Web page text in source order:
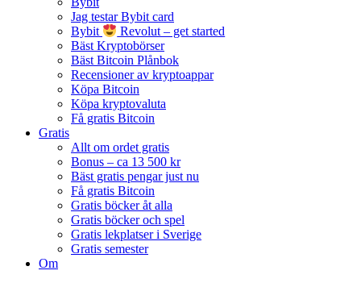
Jag testar Bybit card
Bybit
Revolut – get started
Bäst Kryptobörser
Bäst Bitcoin Plånbok
Recensioner av kryptoappar
Köpa Bitcoin
Köpa kryptovaluta
Få gratis Bitcoin
Gratis
Allt om ordet gratis
Bonus – ca 13 500 kr
Bäst gratis pengar just nu
Få gratis Bitcoin
Gratis böcker åt alla
Gratis böcker och spel
Gratis lekplatser i Sverige
Gratis semester
Om